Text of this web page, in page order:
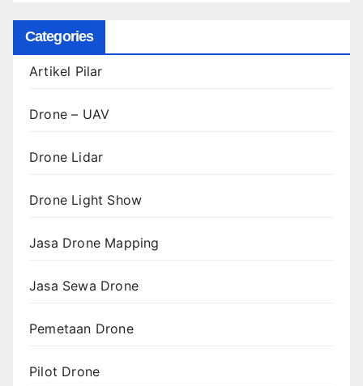
Categories
Artikel Pilar
Drone – UAV
Drone Lidar
Drone Light Show
Jasa Drone Mapping
Jasa Sewa Drone
Pemetaan Drone
Pilot Drone